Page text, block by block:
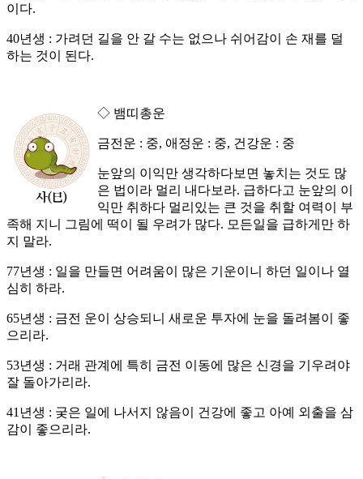
이다.
40년생 : 가려던 길을 안 갈 수는 없으나 쉬어감이 손 재를 덜
하는 것이 된다.
◇ 뱀띠총운
금전운 : 중, 애정운 : 중, 건강운 : 중
눈앞의 이익만 생각하다보면 놓치는 것도 많
은 법이라 멀리 내다보라. 급하다고 눈앞의 이
익만 취하다 멀리있는 큰 것을 취할 여력이 부
족해 지니 그림에 떡이 될 우려가 많다. 모든일을 급하게만 하
지 말라.
77년생 : 일을 만들면 어려움이 많은 기운이니 하던 일이나 열
심히 하라.
65년생 : 금전 운이 상승되니 새로운 투자에 눈을 돌려봄이 좋
으리라.
53년생 : 거래 관계에 특히 금전 이동에 많은 신경을 기우려야
잘 돌아가리라.
41년생 : 궂은 일에 나서지 않음이 건강에 좋고 아예 외출을 삼
감이 좋으리라.